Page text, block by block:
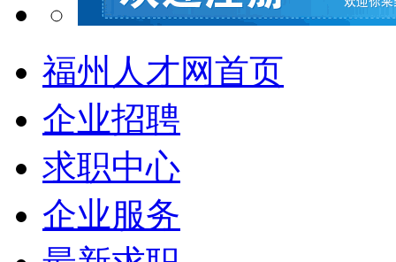
福州人才网首页
企业招聘
求职中心
企业服务